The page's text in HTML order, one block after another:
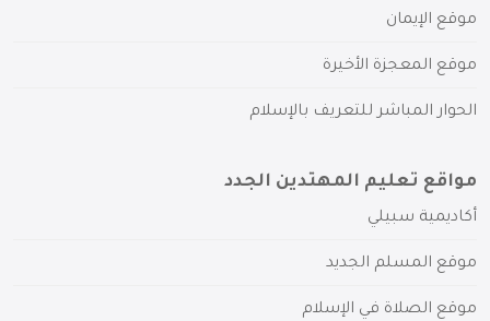
موقع الإيمان
موقع المعجزة الأخيرة
الحوار المباشر للتعريف بالإسلام
مواقع تعليم المهتدين الجدد
أكاديمية سبيلي
موقع المسلم الجديد
موقع الصلاة في الإسلام